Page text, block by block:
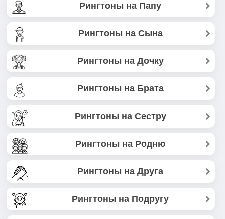
Рингтоны на Папу
Рингтоны на Сына
Рингтоны на Дочку
Рингтоны на Брата
Рингтоны на Сестру
Рингтоны на Родню
Рингтоны на Друга
Рингтоны на Подругу